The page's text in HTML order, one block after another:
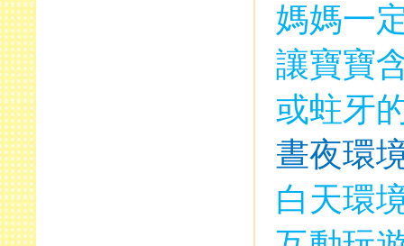
媽媽一
讓寶寶
或蛀牙
晝夜環
白天環